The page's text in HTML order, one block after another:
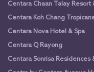
Centara Chaan Talay Resort
Centara Koh Chang
Centara Nova Hotel & Spa
Centara Q Rayong
Centara Sonrisa Residences